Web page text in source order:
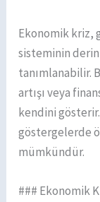
Ekonomik kriz,
sisteminin
tanımlanabilir.
artışı veya
kendini
göstergelerde
mümkündür.
### Ekonomik